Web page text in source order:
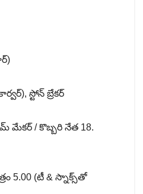
స్టోన్ బ్రేకర్
మేకర్ / కొబ్బరి నేత 18.
5.00 (టీ & స్నాక్స్‌తో